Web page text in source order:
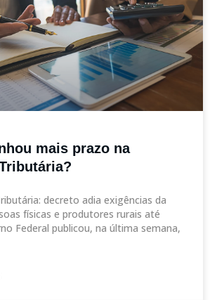
mais prazo na
decreto adia exigências da
físicas e produtores rurais até
Federal publicou, na última semana,